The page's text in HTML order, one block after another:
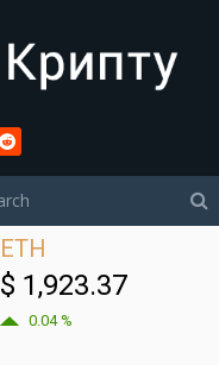
ETH
$ 1,923.37
0.04 %